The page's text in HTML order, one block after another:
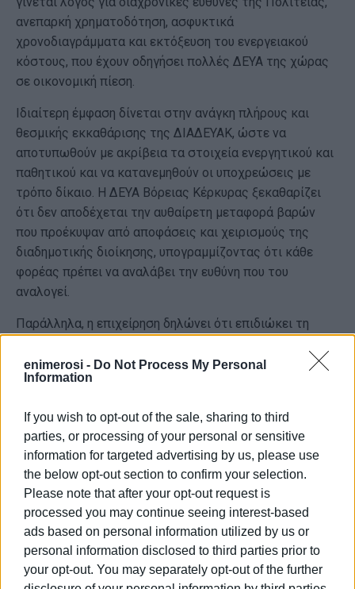
enimerosi - Do Not Process My Personal
Information
If you wish to opt-out of the sale, sharing to third
parties, or processing of your personal or sensitive
information for targeted advertising by us, please use
the below opt-out section to confirm your selection.
Please note that after your opt-out request is
processed you may continue seeing interest-based
ads based on personal information utilized by us or
personal information disclosed to third parties prior to
your opt-out. You may separately opt-out of the further
ανεπαρκή χρηματοδότηση, ασφυκτικά
χρονοδιαγράμματα και εκτόξευση του ενεργειακού
κόστους, που έχουν οδηγήσει πολλές ΔΕΥΑ της χώρας
σε οικονομική πίεση.
Ιδιαίτερη έμφαση δίνεται στην ανάγκη πλήρους και
θεσμικής εκκαθάρισης της ΔΙΑΔΕΥΑΚ, ώστε να
αποτυπωθούν με ακρίβεια τα στοιχεία ενεργητικού και
παθητικού και να κατανεμηθούν οι υποχρεώσεις με
τρόπο δίκαιο. Η ΔΕΥΑ Βόρειας Κέρκυρας ξεκαθαρίζει
ότι δεν αποδέχεται την αυθαίρετη μεταφορά βαρών
που προέκυψαν από αποφάσεις και χειρισμούς της
διαδημοτικής διοίκησης, υπογραμμίζοντας ότι κάθε
φορέας πρέπει να αναλάβει την ευθύνη που του
αναλογεί.
Παράλληλα, η επιχείρηση δηλώνει ότι επιδιώκει τη
προτείνοντας κοινό μέτωπο των αυτοδιοικητικών και
πολιτικών φορέων του νησιού για την αντιμετώπιση
επισημαίνεται, είναι να μην μετακυλιστεί το κόστος
των αστοχιών στους Δήμους και τελικά στους πολίτες.
Η υπόθεση αναμένεται να έχει συνέχεια και σε
δικαστικό επίπεδο, με την εκδίκαση της αγωγής να
προσδιορίζεται για το επόμενο διάστημα. Μέχρι τότε, η
ΔΕΥΑ Βόρειας Κέρκυρας τονίζει ότι θα συνεχίσει να
υπερασπίζεται τον δημόσιο χαρακτήρα του νερού και
τη βιωσιμότητα των δημοτικών επιχειρήσεων,